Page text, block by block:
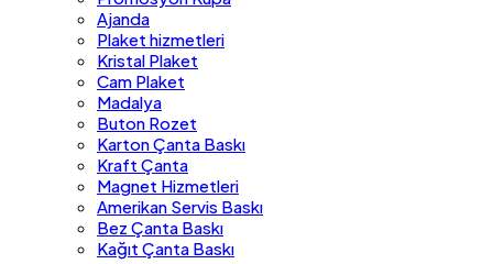
Ajanda
Plaket hizmetleri
Kristal Plaket
Cam Plaket
Madalya
Buton Rozet
Karton Çanta Baskı
Kraft Çanta
Magnet Hizmetleri
Amerikan Servis Baskı
Bez Çanta Baskı
Kağıt Çanta Baskı